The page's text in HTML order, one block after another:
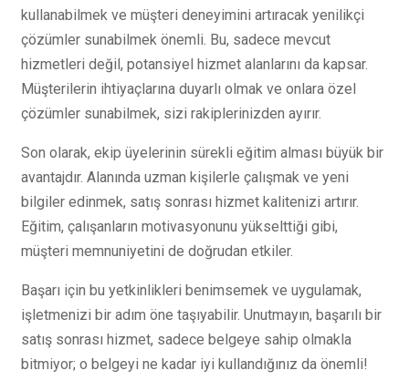
kullanabilmek ve müşteri deneyimini artıracak yenilikçi
çözümler sunabilmek önemli. Bu, sadece mevcut
hizmetleri değil, potansiyel hizmet alanlarını da kapsar.
Müşterilerin ihtiyaçlarına duyarlı olmak ve onlara özel
çözümler sunabilmek, sizi rakiplerinizden ayırır.
Son olarak, ekip üyelerinin sürekli eğitim alması büyük bir
avantajdır. Alanında uzman kişilerle çalışmak ve yeni
bilgiler edinmek, satış sonrası hizmet kalitenizi artırır.
Eğitim, çalışanların motivasyonunu yükselttiği gibi,
müşteri memnuniyetini de doğrudan etkiler.
Başarı için bu yetkinlikleri benimsemek ve uygulamak,
işletmenizi bir adım öne taşıyabilir. Unutmayın, başarılı bir
satış sonrası hizmet, sadece belgeye sahip olmakla
bitmiyor; o belgeyi ne kadar iyi kullandığınız da önemli!